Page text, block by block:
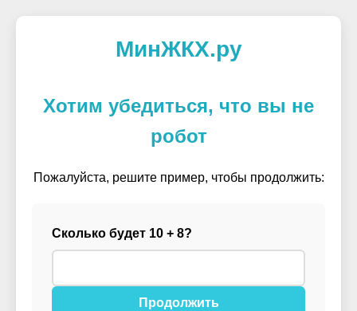
МинЖКХ.ру
Хотим убедиться, что вы не
робот
Пожалуйста, решите пример, чтобы продолжить:
Сколько будет 10 + 8?
Продолжить